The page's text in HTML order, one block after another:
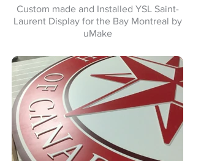
Custom made and Installed YSL Saint-
Laurent Display for the Bay Montreal by
uMake
Présentoir YSL Saint-Laurent sur mesure
et installé pour la Baie de Montréal par
uMake